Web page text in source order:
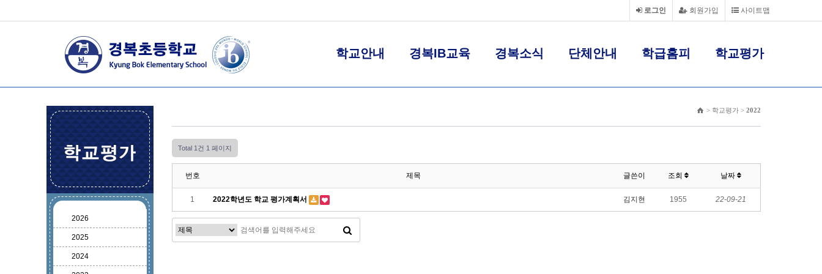
사이트맵
회원가입
로그인
학교안내 경복IB교육 경복소식 단체안내 학급홈피 학교평가
2026
2025
2024
> 학교평가 > 2022
Total 1건 1 페이지
번호 제목 글쓴이 조회 날짜
1 2022학년도 학교 평가계획서 김지현 1955 22-09-21